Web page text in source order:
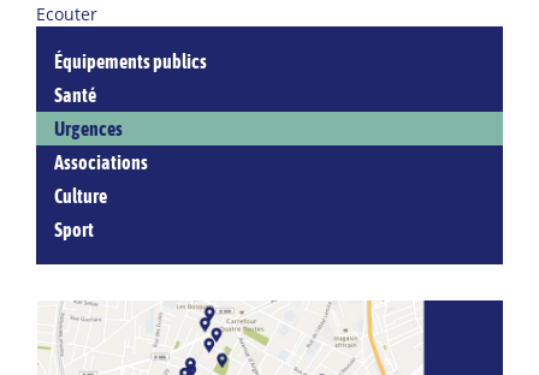
Ecouter
Équipements publics
Santé
Urgences
Associations
Culture
Sport